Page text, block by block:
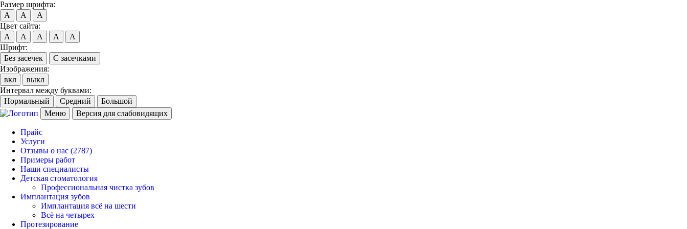
Размер шрифта:
A
A
A
Цвет сайта:
A
A A A
A
Шрифт:
Без засечек
С засечками
Изображения:
вкл
выкл
Интервал между буквами:
Нормальный
Средний
Большой
Меню
Версия для слабовидящих
Прайс
Услуги
Отзывы о нас (2787)
Примеры работ
Наши специалисты
Детская стоматология
Профессиональная чистка зубов
Имплантация зубов
Имплантация всё на шести
Всё на четырех
Протезирование